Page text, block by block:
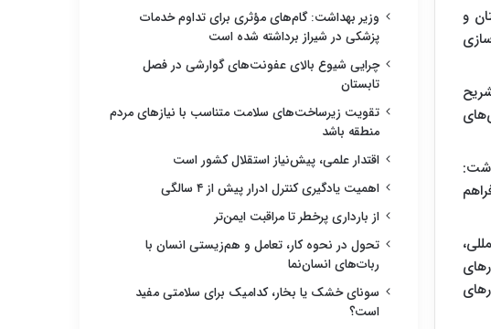
و
وزیر بهداشت: گام‌های مؤثری برای تداوم خدمات
پزشکی در شیراز برداشته شده است
چرایی شیوع بالای عفونت‌های گوارشی در فصل
تابستان
تقویت زیرساخت‌های سلامت متناسب با نیازهای مردم
منطقه باشد
اقتدار علمی، پیش‌نیاز استقلال کشور است
اهمیت یادگیری کنترل ادرار پیش از ۴ سالگی
از بارداری پرخطر تا مراقبت ایمن‌تر
تحول در نحوه کار، تعامل و هم‌زیستی انسان با
ربات‌های انسان‌نما
سونای خشک یا بخار، کدامیک برای سلامتی مفید
است؟